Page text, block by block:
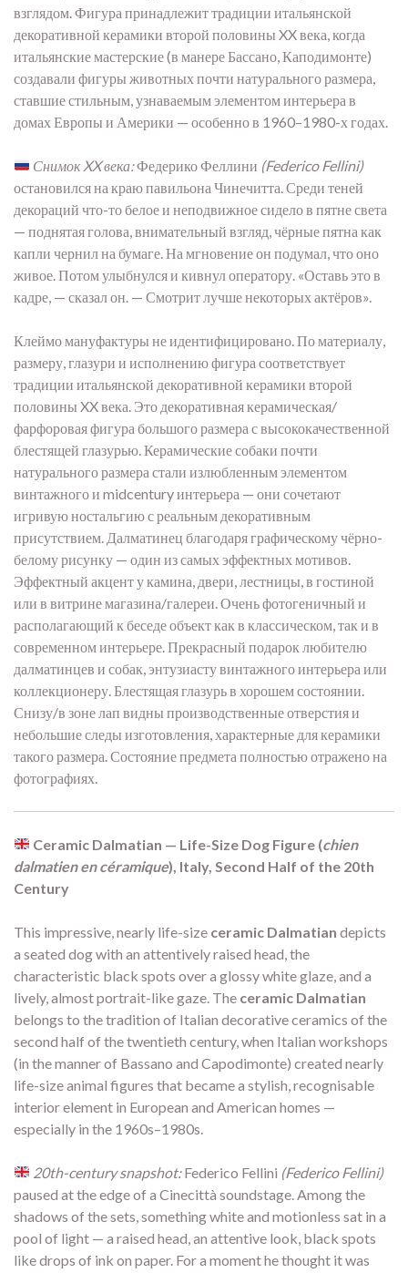
взглядом. Фигура принадлежит традиции итальянской
декоративной керамики второй половины XX века, когда
итальянские мастерские (в манере Бассано, Каподимонте)
создавали фигуры животных почти натурального размера,
ставшие стильным, узнаваемым элементом интерьера в
домах Европы и Америки — особенно в 1960–1980-х годах.
Снимок XX века:Федерико Феллини (Federico Fellini)
остановился на краю павильона Чинечитта. Среди теней
декораций что-то белое и неподвижное сидело в пятне света
— поднятая голова, внимательный взгляд, чёрные пятна как
капли чернил на бумаге. На мгновение он подумал, что оно
живое. Потом улыбнулся и кивнул оператору. «Оставь это в
кадре, — сказал он. — Смотрит лучше некоторых актёров».
Клеймо мануфактуры не идентифицировано. По материалу,
размеру, глазури и исполнению фигура соответствует
традиции итальянской декоративной керамики второй
половины XX века. Это декоративная керамическая/
фарфоровая фигура большого размера с высококачественной
блестящей глазурью. Керамические собаки почти
натурального размера стали излюбленным элементом
винтажного и midcentury интерьера — они сочетают
игривую ностальгию с реальным декоративным
присутствием. Далматинец благодаря графическому чёрно-
белому рисунку — один из самых эффектных мотивов.
Эффектный акцент у камина, двери, лестницы, в гостиной
или в витрине магазина/галереи. Очень фотогеничный и
располагающий к беседе объект как в классическом, так и в
современном интерьере. Прекрасный подарок любителю
далматинцев и собак, энтузиасту винтажного интерьера или
коллекционеру. Блестящая глазурь в хорошем состоянии.
Снизу/в зоне лап видны производственные отверстия и
небольшие следы изготовления, характерные для керамики
такого размера. Состояние предмета полностью отражено на
фотографиях.
Ceramic Dalmatian — Life-Size Dog Figure (chien
dalmatien en céramique), Italy, Second Half of the 20th
Century
This impressive, nearly life-size ceramic Dalmatian depicts
a seated dog with an attentively raised head, the
characteristic black spots over a glossy white glaze, and a
lively, almost portrait-like gaze. The ceramic Dalmatian
belongs to the tradition of Italian decorative ceramics of the
second half of the twentieth century, when Italian workshops
(in the manner of Bassano and Capodimonte) created nearly
life-size animal figures that became a stylish, recognisable
interior element in European and American homes —
especially in the 1960s–1980s.
20th-century snapshot:Federico Fellini (Federico Fellini)
paused at the edge of a Cinecittà soundstage. Among the
shadows of the sets, something white and motionless sat in a
pool of light — a raised head, an attentive look, black spots
like drops of ink on paper. For a moment he thought it was